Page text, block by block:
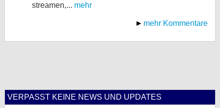
streamen,... mehr
mehr Kommentare
VERPASST KEINE NEWS UND UPDATES